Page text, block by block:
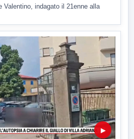
Valentino, indagato il 21enne alla
▶